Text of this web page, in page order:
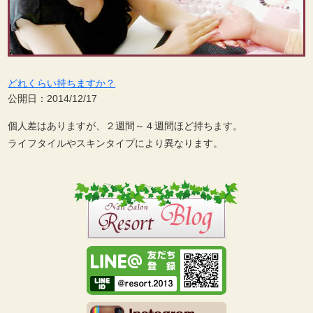
どれくらい持ちますか？
公開日：2014/12/17
個人差はありますが、２週間～４週間ほど持ちます。
ライフタイルやスキンタイプにより異なります。